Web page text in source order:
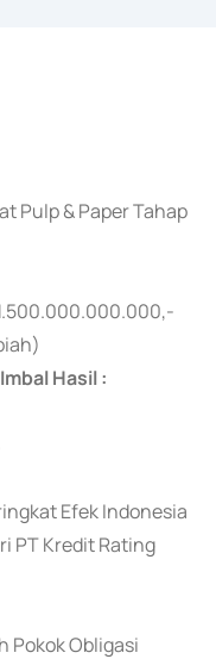
Pulp & Paper Tahap
Hasil :
Efek Indonesia
PT Kredit Rating
Pokok Obligasi